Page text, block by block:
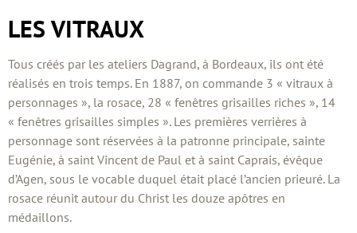
LES VITRAUX
Tous créés par les ateliers Dagrand, à Bordeaux, ils ont été
réalisés en trois temps. En 1887, on commande 3 « vitraux à
personnages », la rosace, 28 « fenêtres grisailles riches », 14
« fenêtres grisailles simples ». Les premières verrières à
personnage sont réservées à la patronne principale, sainte
Eugénie, à saint Vincent de Paul et à saint Caprais, évêque
d’Agen, sous le vocable duquel était placé l’ancien prieuré. La
rosace réunit autour du Christ les douze apôtres en
médaillons.